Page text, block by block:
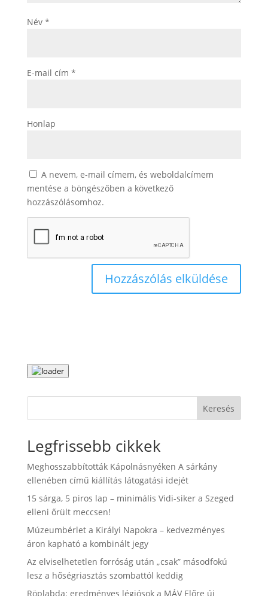
Név *
E-mail cím *
Honlap
A nevem, e-mail címem, és weboldalcímem
mentése a böngészőben a következő
hozzászólásomhoz.
Keresés
Legfrissebb cikkek
Meghosszabbították Kápolnásnyéken A sárkány
ellenében című kiállítás látogatási idejét
15 sárga, 5 piros lap – minimális Vidi-siker a Szeged
elleni őrült meccsen!
Múzeumbérlet a Királyi Napokra – kedvezményes
áron kapható a kombinált jegy
Az elviselhetetlen forróság után „csak” másodfokú
lesz a hőségriasztás szombattól keddig
Röplabda: eredményes légiósok a MÁV Előre új